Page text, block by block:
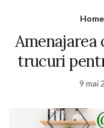
Home
Amenajarea
trucuri
9 mai